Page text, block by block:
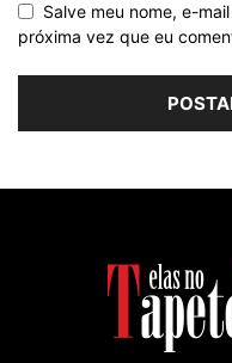
Salve meu nome, e-
próxima vez que eu